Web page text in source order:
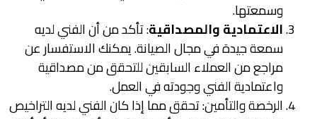
وسمعتها.
الاعتمادية والمصداقية: تأكد من أن الفني لديه
سمعة جيدة في مجال الصيانة. يمكنك الاستفسار عن
مراجع من العملاء السابقين للتحقق من مصداقية
واعتمادية الفني وجودته في العمل.
الرخصة والتأمين: تحقق مما إذا كان الفني لديه التراخيص